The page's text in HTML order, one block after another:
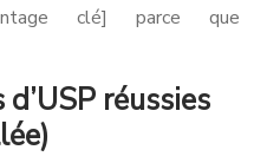
clé] parce que
réussies